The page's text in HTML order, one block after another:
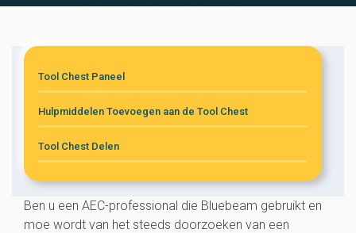
Tool Chest Paneel
Hulpmiddelen Toevoegen aan de Tool Chest
Tool Chest Delen
Ben u een AEC-professional die Bluebeam gebruikt en
moe wordt van het steeds doorzoeken van een